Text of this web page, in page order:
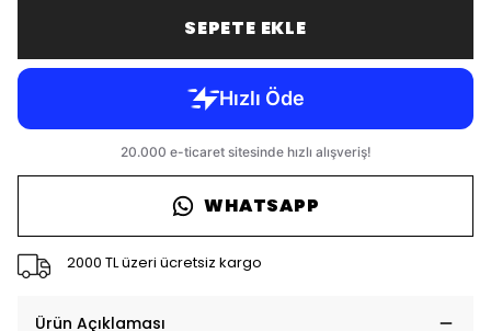
SEPETE EKLE
WHATSAPP
2000 TL üzeri ücretsiz kargo
Ürün Açıklaması